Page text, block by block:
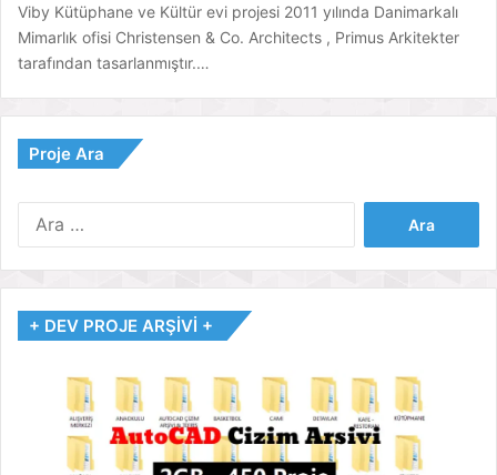
Viby Kütüphane ve Kültür evi projesi 2011 yılında Danimarkalı
Mimarlık ofisi Christensen & Co. Architects , Primus Arkitekter
tarafından tasarlanmıştır.…
Proje Ara
+ DEV PROJE ARŞİVİ +